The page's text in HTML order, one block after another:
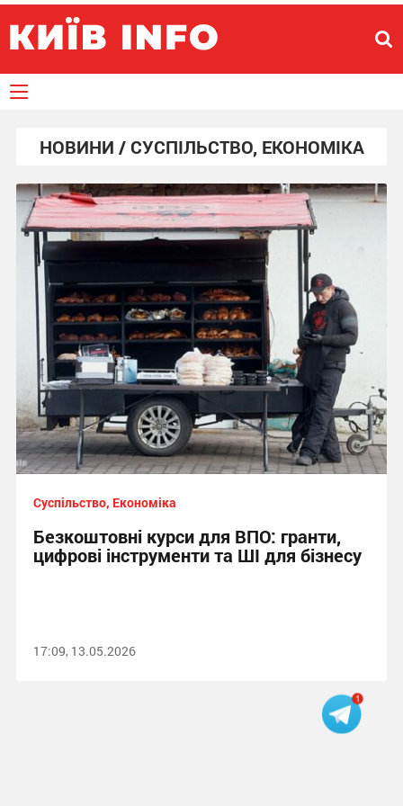
НОВИНИ / СУСПІЛЬСТВО, ЕКОНОМІКА
Суспільство, Економіка
Безкоштовні курси для ВПО: гранти,
цифрові інструменти та ШІ для бізнесу
17:09, 13.05.2026